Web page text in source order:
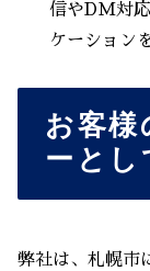
信やDM対
ケーション
お客
ーとし
弊社は、札幌市